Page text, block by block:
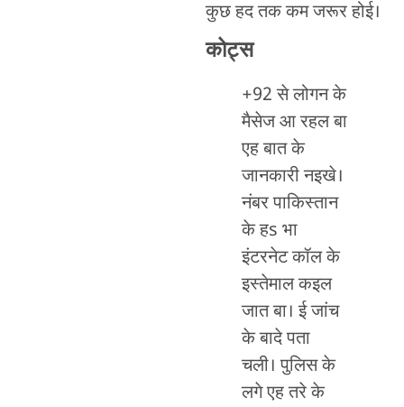
कुछ हद तक कम जरूर होई।
कोट्स
+92 से लोगन के
मैसेज आ रहल बा
एह बात के
जानकारी नइखे।
नंबर पाकिस्तान
के हs भा
इंटरनेट कॉल के
इस्तेमाल कइल
जात बा। ई जांच
के बादे पता
चली। पुलिस के
लगे एह तरे के